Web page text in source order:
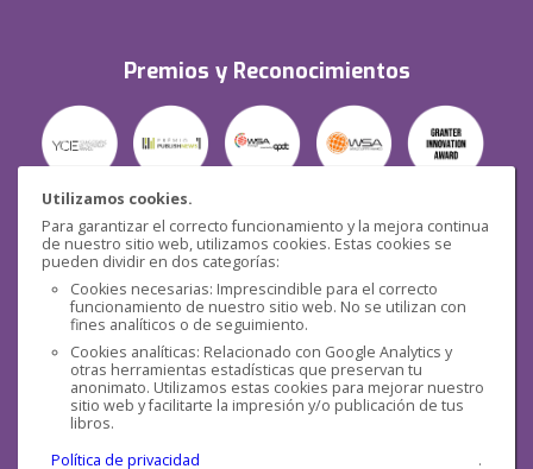
Utilizamos cookies.
Para garantizar el correcto funcionamiento y la mejora continua
de nuestro sitio web, utilizamos cookies. Estas cookies se
pueden dividir en dos categorías:
Cookies necesarias: Imprescindible para el correcto
funcionamiento de nuestro sitio web. No se utilizan con
fines analíticos o de seguimiento.
Cookies analíticas: Relacionado con Google Analytics y
otras herramientas estadísticas que preservan tu
anonimato. Utilizamos estas cookies para mejorar nuestro
sitio web y facilitarte la impresión y/o publicación de tus
libros.
Política de privacidad
.
Premios y Reconocimientos
Seguridad
Redes sociales